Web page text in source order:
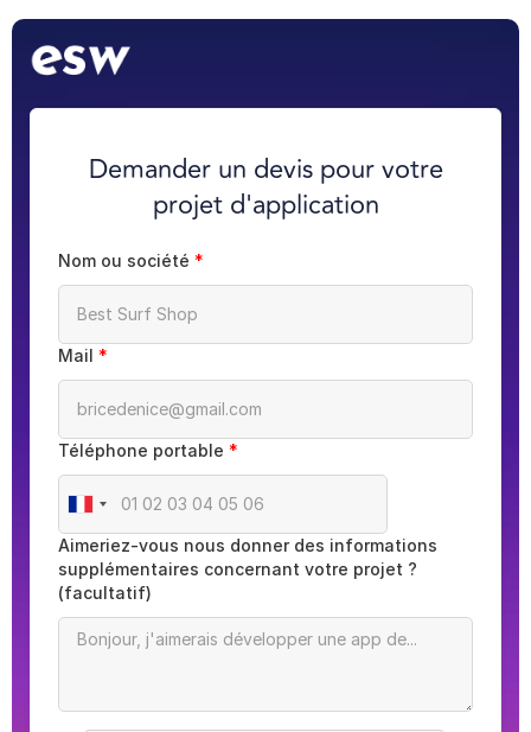
Demander un devis pour votre
projet d'application
Nom ou société *
Mail *
Téléphone portable *
Aimeriez-vous nous donner des informations
supplémentaires concernant votre projet ?
(facultatif)